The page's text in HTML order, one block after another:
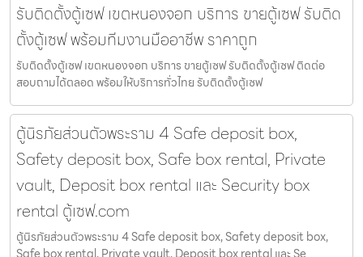
รับติดตั้งตู้เซฟ เขตหนองจอก บริการ ขายตู้เซฟ รับติด
ตั้งตู้เซฟ พร้อมทีมงานมืออาชีพ ราคาถูก
รับติดตั้งตู้เซฟ เขตหนองจอก บริการ ขายตู้เซฟ รับติดตั้งตู้เซฟ ติดต่อ
สอบถามได้ตลอด พร้อมให้บริการทั่วไทย รับติดตั้งตู้เซฟ
ตู้นิรภัยส่วนตัวพระราม 4 Safe deposit box,
Safety deposit box, Safe box rental, Private
vault, Deposit box rental และ Security box
rental ตู้เซฟ.com
ตู้นิรภัยส่วนตัวพระราม 4 Safe deposit box, Safety deposit box,